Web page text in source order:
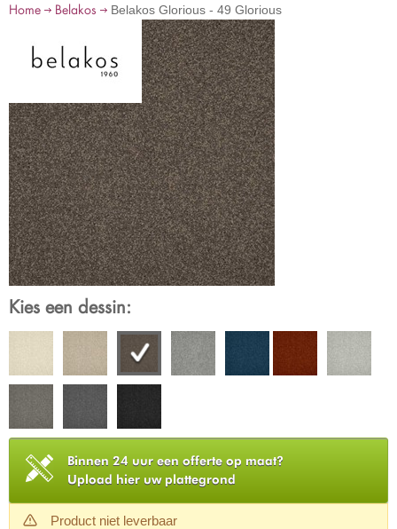
Home Belakos Belakos Glorious - 49 Glorious
Kies een dessin:
Binnen 24 uur een offerte op maat?
Upload hier uw plattegrond
Product niet leverbaar